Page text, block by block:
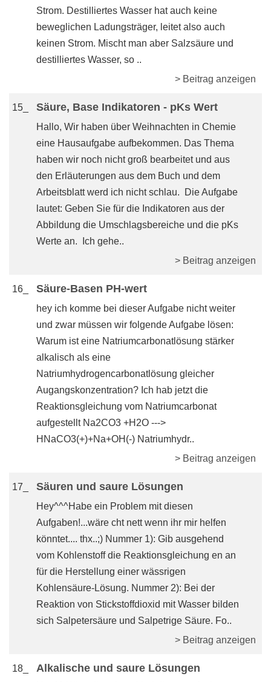
Strom. Destilliertes Wasser hat auch keine
beweglichen Ladungsträger, leitet also auch
keinen Strom. Mischt man aber Salzsäure und
destilliertes Wasser, so ..
> Beitrag anzeigen
15_ Säure, Base Indikatoren - pKs Wert
Hallo, Wir haben über Weihnachten in Chemie
eine Hausaufgabe aufbekommen. Das Thema
haben wir noch nicht groß bearbeitet und aus
den Erläuterungen aus dem Buch und dem
Arbeitsblatt werd ich nicht schlau. Die Aufgabe
lautet: Geben Sie für die Indikatoren aus der
Abbildung die Umschlagsbereiche und die pKs
Werte an. Ich gehe..
> Beitrag anzeigen
16_ Säure-Basen PH-wert
hey ich komme bei dieser Aufgabe nicht weiter
und zwar müssen wir folgende Aufgabe lösen:
Warum ist eine Natriumcarbonatlösung stärker
alkalisch als eine
Natriumhydrogencarbonatlösung gleicher
Augangskonzentration? Ich hab jetzt die
Reaktionsgleichung vom Natriumcarbonat
aufgestellt Na2CO3 +H2O --->
HNaCO3(+)+Na+OH(-) Natriumhydr..
> Beitrag anzeigen
17_ Säuren und saure Lösungen
Hey^^^Habe ein Problem mit diesen
Aufgaben!...wäre cht nett wenn ihr mir helfen
könntet.... thx..;) Nummer 1): Gib ausgehend
vom Kohlenstoff die Reaktionsgleichung en an
für die Herstellung einer wässrigen
Kohlensäure-Lösung. Nummer 2): Bei der
Reaktion von Stickstoffdioxid mit Wasser bilden
sich Salpetersäure und Salpetrige Säure. Fo..
> Beitrag anzeigen
18_ Alkalische und saure Lösungen